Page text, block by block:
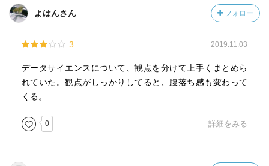
よはんさん フォロー
3 2019.11.03
データサイエンスについて、観点を分けて上手くまとめら
れていた。観点がしっかりしてると、腹落ち感も変わって
くる。
0 詳細をみる